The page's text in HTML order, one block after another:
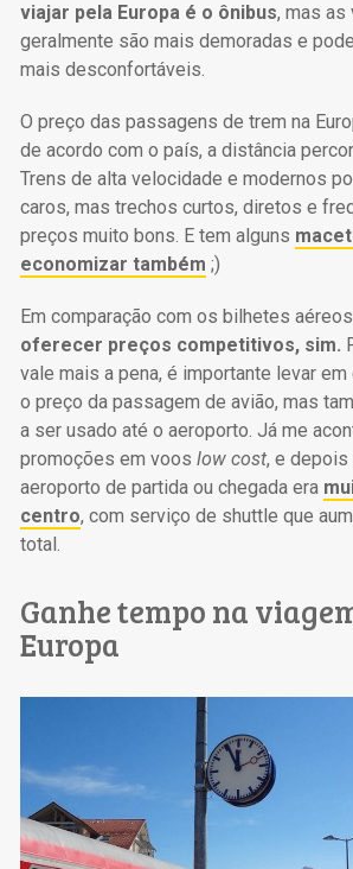
viajar pela Europa é o ônibus, mas as
geralmente são mais demoradas e
mais desconfortáveis.
O preço das passagens de trem na
de acordo com o país, a distância
Trens de alta velocidade e modernos
caros, mas trechos curtos, diretos e
preços muito bons. E tem alguns
economizar também ;)
Em comparação com os bilhetes
oferecer preços competitivos, sim.
vale mais a pena, é importante levar em
o preço da passagem de avião, mas
a ser usado até o aeroporto. Já me
promoções em voos low cost, e depois
aeroporto de partida ou chegada era
centro, com serviço de shuttle que
total.
Ganhe tempo na
Europa